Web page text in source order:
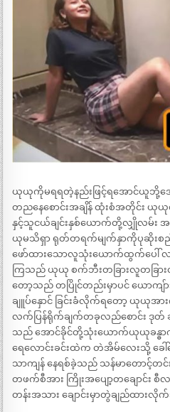
ယုယုကိုမရရတဲ့နည်းဖြင့်ရအောင်ယူဘို့အ
တညနေစောင်းအချိန် ထုံးစံအတိုင်း ယု
နှင့်သူငယ်ချင်းနှစ်ယောက်တို့လျှိုလမ်း အ
ယုမသိရှာ ရုတ်တရက်မျက်နှာကိုပုဆိုးစည်
ဖော်ထားသောလူသုံးယောက်ထွက်ပေ
ကြသည် ယုယု စက်ဘီးတခြားလူတခြား
တော့သည် တပြိုင်တည်းမှာပင် ယောကျ်ာ
ချူပ်နှောင် ခြင်းခံလိုက်ရတော့ ယုယုအ
လက်ပြန်ရိုက်ချက်တခုလည်စောင်း ဒုတ်
သည် အောင်ခိုင်တို့သုံးယောက်ယုယုခန္ဓာ
ရေလောင်းခင်းထဲက တဲအိမ်လေးသို့ ခေါ်
သာကျန် နေရစ်ခဲ့သည် သန်မာတော
တဖက်စီအား ကြိုးအပျော့တချောင်
တန်းအသား ချောင်းမှာတွဲချည်ထားလို